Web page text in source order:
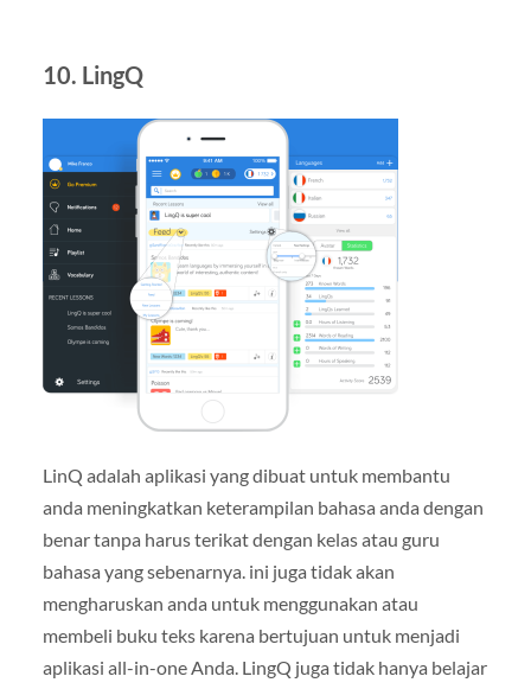
10. LingQ
LinQ adalah aplikasi yang dibuat untuk membantu
anda meningkatkan keterampilan bahasa anda dengan
benar tanpa harus terikat dengan kelas atau guru
bahasa yang sebenarnya. ini juga tidak akan
mengharuskan anda untuk menggunakan atau
membeli buku teks karena bertujuan untuk menjadi
aplikasi all-in-one Anda. LingQ juga tidak hanya belajar